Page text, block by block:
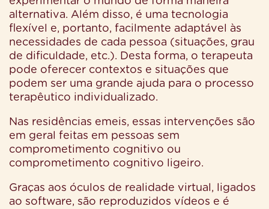
alternativa. Além disso, é uma tecnologia
flexível e, portanto, facilmente adaptável às
necessidades de cada pessoa (situações, grau
de dificuldade, etc.). Desta forma, o terapeuta
pode oferecer contextos e situações que
podem ser uma grande ajuda para o processo
terapêutico individualizado.
Nas residências emeis, essas intervenções são
em geral feitas em pessoas sem
comprometimento cognitivo ou
comprometimento cognitivo ligeiro.
Graças aos óculos de realidade virtual, ligados
ao software, são reproduzidos vídeos e é